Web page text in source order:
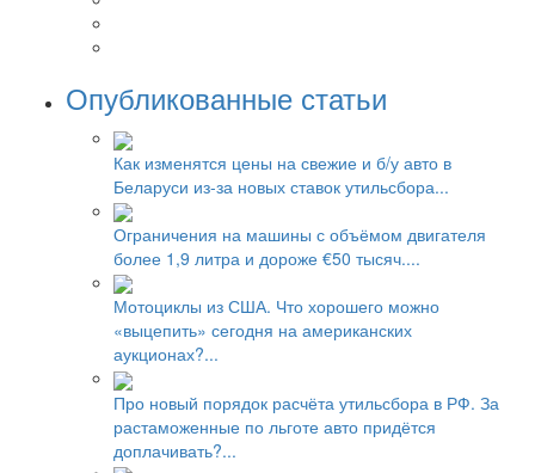
Опубликованные статьи
Как изменятся цены на свежие и б/у авто в
Беларуси из-за новых ставок утильсбора...
Ограничения на машины с объёмом двигателя
более 1,9 литра и дороже €50 тысяч....
Мотоциклы из США. Что хорошего можно
«выцепить» сегодня на американских
аукционах?...
Про новый порядок расчёта утильсбора в РФ. За
растаможенные по льготе авто придётся
доплачивать?...